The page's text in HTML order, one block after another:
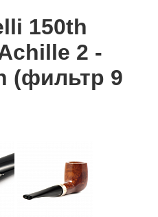
150th
2 -
(фильтр 9